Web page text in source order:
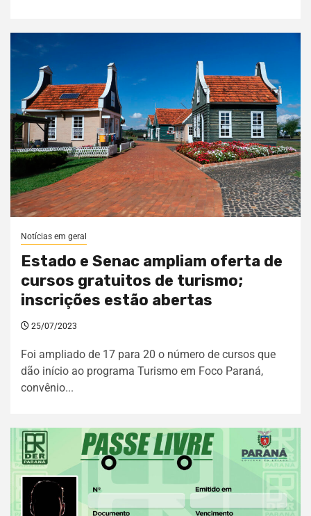
Notícias em geral
Estado e Senac ampliam oferta de
cursos gratuitos de turismo;
inscrições estão abertas
25/07/2023
Foi ampliado de 17 para 20 o número de cursos que
dão início ao programa Turismo em Foco Paraná,
convênio...